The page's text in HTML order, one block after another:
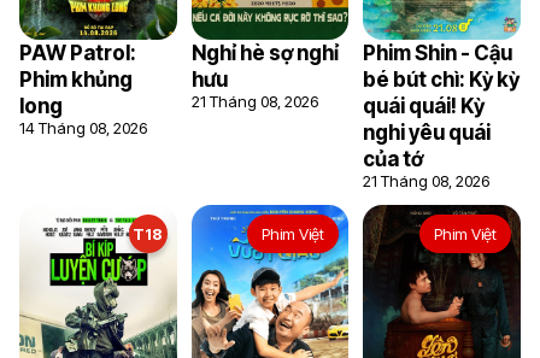
PAW Patrol:
Phim khủng
long
14 Tháng 08, 2026
Nghỉ hè sợ nghỉ
hưu
21 Tháng 08, 2026
Phim Shin - Cậu
bé bút chì: Kỳ kỳ
quái quái! Kỳ
nghi yêu quái
của tớ
21 Tháng 08, 2026
T18 Phim Việt Phim Việt